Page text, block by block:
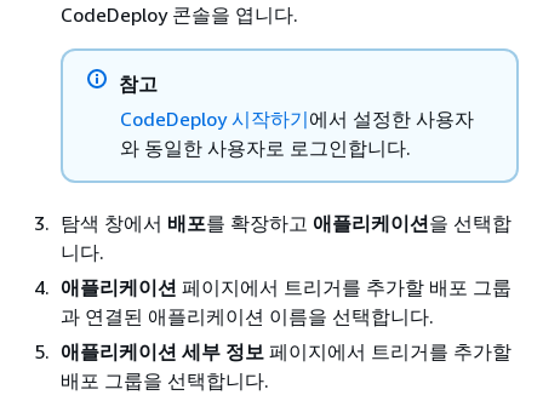
CodeDeploy 콘솔을 엽니다.
참고
CodeDeploy 시작하기에서 설정한 사용자
와 동일한 사용자로 로그인합니다.
탐색 창에서 배포를 확장하고 애플리케이션을 선택합
니다.
애플리케이션 페이지에서 트리거를 추가할 배포 그룹
과 연결된 애플리케이션 이름을 선택합니다.
애플리케이션 세부 정보 페이지에서 트리거를 추가할
배포 그룹을 선택합니다.